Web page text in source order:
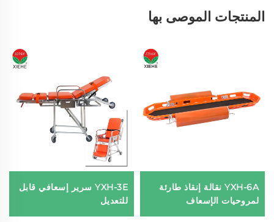
المنتجات الموصى بها
YXH-6A نقالة إنقاذ طارئة
لمروحيات الإسعاف
YXH-3E سرير إسعافي قابل
للتعديل